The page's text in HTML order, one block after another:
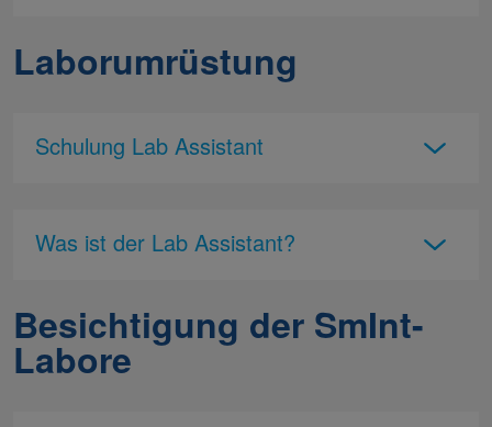
Laborumrüstung
Schulung Lab Assistant
Was ist der Lab Assistant?
Besichtigung der SmInt-
Labore